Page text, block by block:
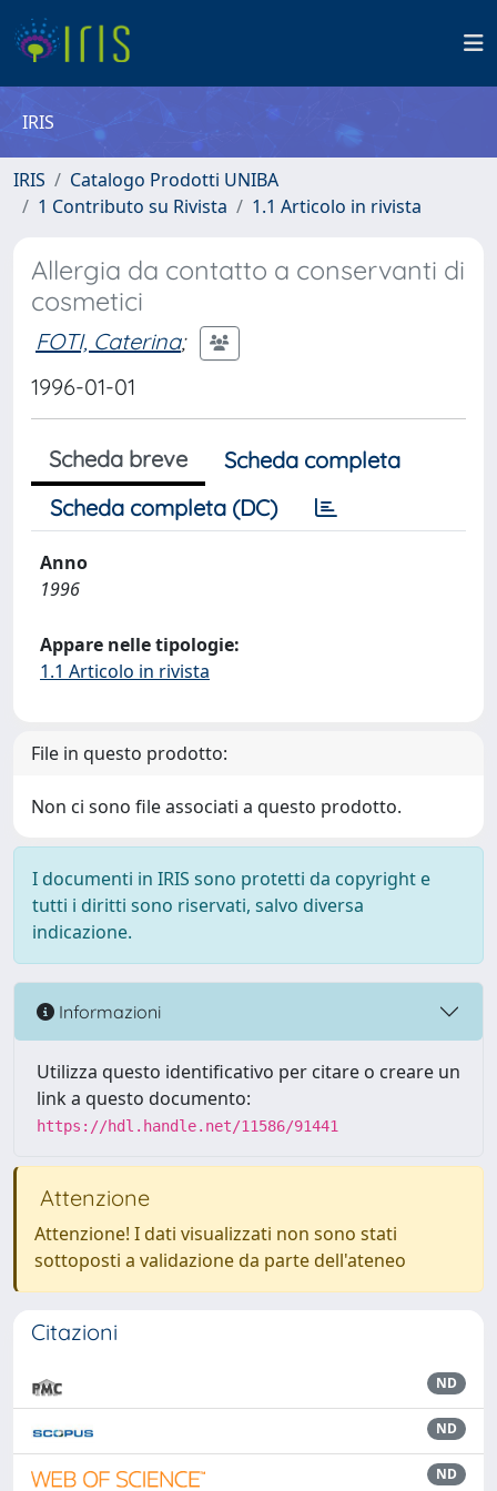
IRIS
IRIS
Catalogo Prodotti UNIBA
1 Contributo su Rivista
1.1 Articolo in rivista
Allergia da contatto a conservanti di
cosmetici
FOTI, Caterina;
1996-01-01
Scheda breve
Scheda completa
Scheda completa (DC)
Anno
1996
Appare nelle tipologie:
1.1 Articolo in rivista
File in questo prodotto:
Non ci sono file associati a questo prodotto.
I documenti in IRIS sono protetti da copyright e
tutti i diritti sono riservati, salvo diversa
indicazione.
Informazioni
Utilizza questo identificativo per citare o creare un
link a questo documento:
https://hdl.handle.net/11586/91441
Attenzione
Attenzione! I dati visualizzati non sono stati
sottoposti a validazione da parte dell'ateneo
Citazioni
ND
ND
ND